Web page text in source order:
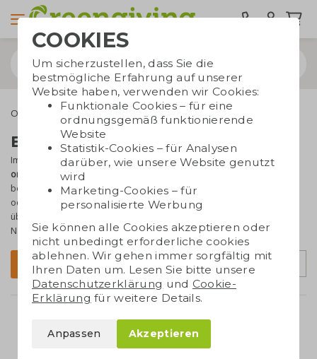
Outdoor & Freizeit Sonnenbrillen
Bedruckte Sonnenbrillen
Im Sommer unverzichtbar: die Sonnenbrille – und deshalb ein
originelles Werbegeschenk
bestehen
aus nachhaltigen Materialienwie Bambus, Weizenstroh
oder RPET und haben dadurch einen besonderen Look. Da sie
überall getragen werden, ist Ihre Marke
Nachhaltige Werbung, die ins Auge fällt!
Filter Sortierung
COOKIES
Um sicherzustellen, dass Sie die
bestmögliche Erfahrung auf unserer
Website haben, verwenden wir Cookies:
Funktionale Cookies – für eine
ordnungsgemäß funktionierende
Website
Statistik-Cookies – für Analysen
darüber, wie unsere Website genutzt
wird
Marketing-Cookies – für
personalisierte Werbung
Sie können alle Cookies akzeptieren oder
nicht unbedingt erforderliche cookies
ablehnen. Wir gehen immer sorgfältig mit
Ihren Daten um. Lesen Sie bitte unsere
Datenschutzerklärung und Cookie-
Erklärung für weitere Details.
Anpassen Akzeptieren